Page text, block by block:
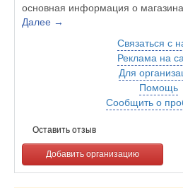
основная информация о
Далее →
Связаться с
Реклама на
Для
Помощь
Сообщить о
Оставить отзыв
Добавить организацию